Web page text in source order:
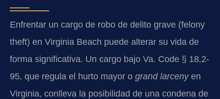
Enfrentar un cargo de robo de delito grave (felony
theft) en Virginia Beach puede alterar su vida de
forma significativa. Un cargo bajo Va. Code § 18.2-
95, que regula el hurto mayor o grand larcenyen
Virginia, conlleva la posibilidad de una condena de